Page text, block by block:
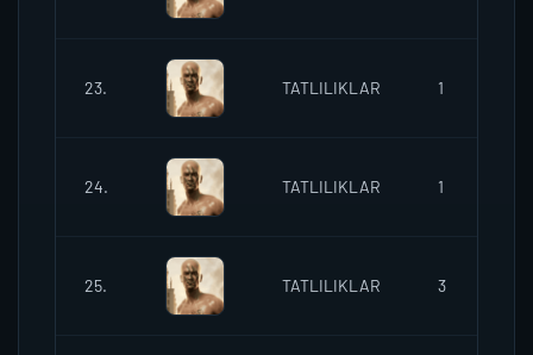
23. TATLILIKLAR 1
24. TATLILIKLAR 1
25. TATLILIKLAR 3